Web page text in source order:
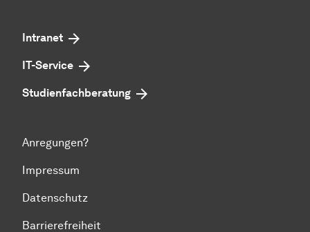
Intranet
IT-Service
Studienfachberatung
Anregungen?
Impressum
Datenschutz
Barrierefreiheit